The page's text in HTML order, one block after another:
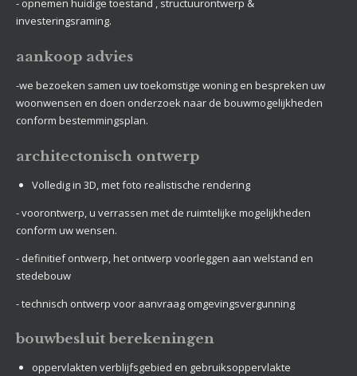
- opnemen huidige toestand , structuurontwerp &
investeringsraming.
aankoop advies
-we bezoeken samen uw toekomstige woning en bespreken uw
woonwensen en doen onderzoek naar de bouwmogelijkheden
conform bestemmingsplan.
architectonisch ontwerp
Volledig in 3D, met foto realistische rendering
- voorontwerp, u verrassen met de ruimtelijke mogelijkheden
conform uw wensen.
- definitief ontwerp, het ontwerp voorleggen aan welstand en
stedebouw
- technisch ontwerp voor aanvraag omgevingsvergunning
bouwbesluit berekeningen
oppervlakten verblijfsgebied en gebruiksoppervlakte